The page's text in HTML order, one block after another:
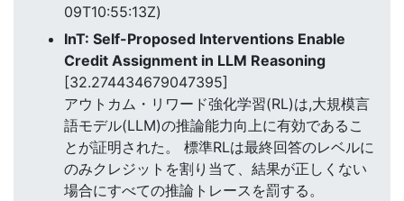
09T10:55:13Z)
InT: Self-Proposed Interventions Enable
Credit Assignment in LLM Reasoning
[32.274434679047395]
アウトカム・リワード強化学習(RL)は,大規模言
語モデル(LLM)の推論能力向上に有効であるこ
とが証明された。 標準RLは最終回答のレベルに
のみクレジットを割り当て、結果が正しくない
場合にすべての推論トレースを罰する。